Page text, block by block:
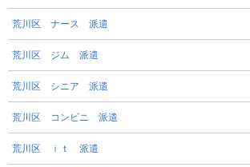
荒川区 ナース 派遣
荒川区 ジム 派遣
荒川区 シニア 派遣
荒川区 コンビニ 派遣
荒川区 ｉｔ 派遣